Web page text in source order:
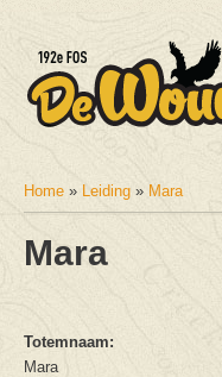
U bent hier
Home » Leiding » Mara
Mara
Totemnaam:
Mara